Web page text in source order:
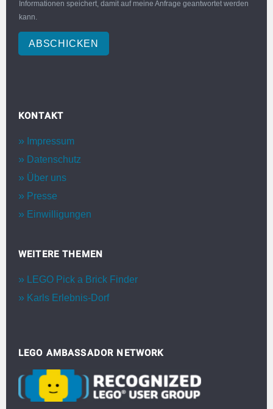
Informationen speichert, damit auf meine Anfrage geantwortet werden
kann.
ABSCHICKEN
KONTAKT
Impressum
Datenschutz
Über uns
Presse
Einwilligungen
WEITERE THEMEN
LEGO Pick a Brick Finder
Karls Erlebnis-Dorf
LEGO AMBASSADOR NETWORK